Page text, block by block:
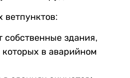
собственные здания,
которых в аварийном